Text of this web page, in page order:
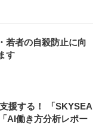
若者の自殺防止に向
す
援する！ 「SKYSEA
AI働き方分析レポー